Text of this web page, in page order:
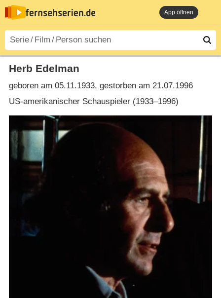
App öffnen
Herb Edelman
geboren am 05.11.1933, gestorben am 21.07.1996
US-amerikanischer Schauspieler (1933⁠–⁠1996)